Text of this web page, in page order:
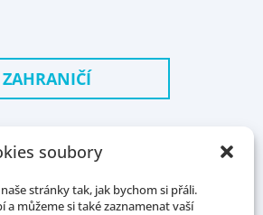
soubory
stránky tak, jak bychom si přáli.
můžeme si také zaznamenat vaší